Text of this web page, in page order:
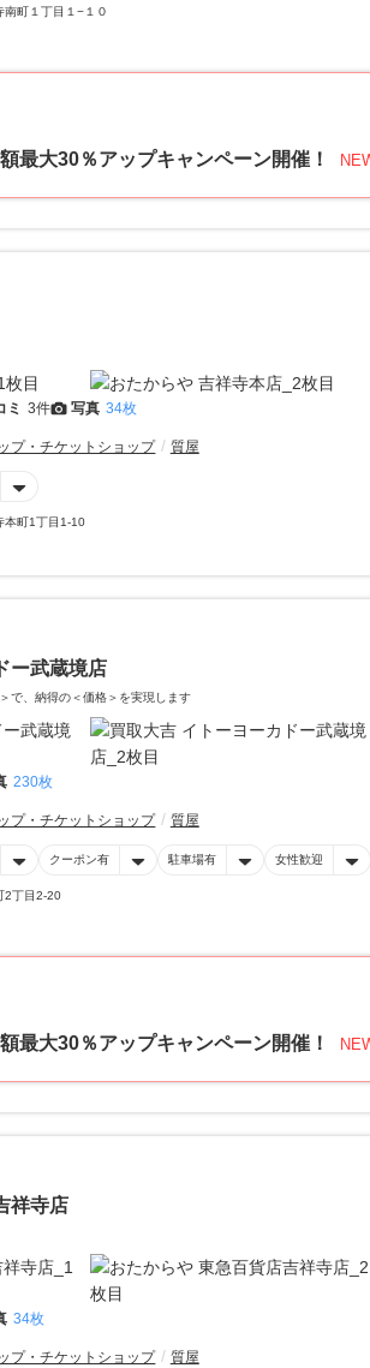
町１丁目１−１０
最大30％アップキャンペーン開催！
ミ 3件 写真 34枚
プ・チケットショップ 質屋
本町1丁目1-10
ー武蔵境店
で、納得の＜価格＞を実現します
230枚
プ・チケットショップ 質屋
クーポン有 駐車場有 女性歓迎
2丁目2-20
最大30％アップキャンペーン開催！
祥寺店
34枚
プ・チケットショップ 質屋